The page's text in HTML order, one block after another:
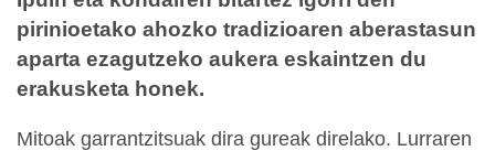
pirinioetako ahozko tradizioaren aberastasun
aparta ezagutzeko aukera eskaintzen du
erakusketa honek.
Mitoak garrantzitsuak dira gureak direlako. Lurraren